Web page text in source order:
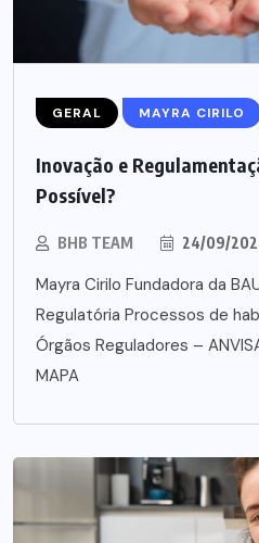
GERAL MAYRA CIRILO
Inovação e
Possível?
BHB TEAM 24/09/
Mayra Cirilo Fundadora da
Regulatória Processos de
Órgãos Reguladores –
MAPA